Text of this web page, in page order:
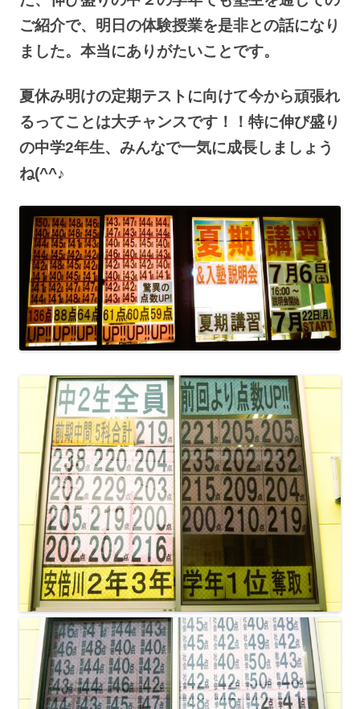
ご紹介で、明日の体験授業を是非との話になり
ました。本当にありがたいことです。
夏休み明けの定期テストに向けて今から頑張れ
るってことは大チャンスです！！特に伸び盛り
の中学2年生、みんなで一気に成長しましょう
ね(^^♪